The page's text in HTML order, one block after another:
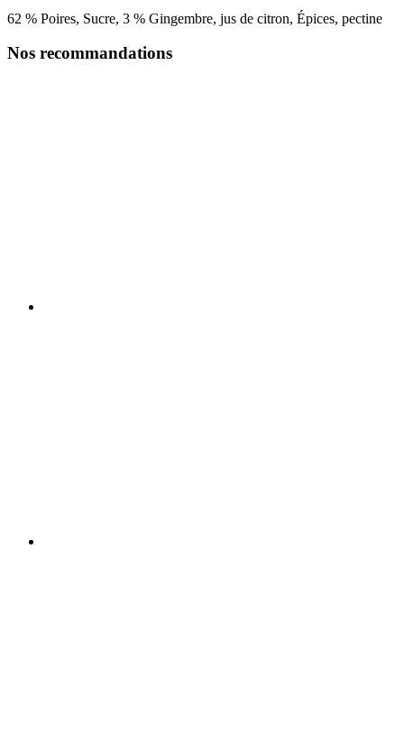
62 % Poires, Sucre, 3 % Gingembre, jus de citron, Épices, pectine
Nos recommandations